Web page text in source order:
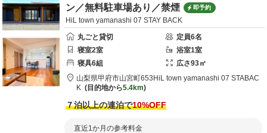
ン／無料駐車場あり／禁煙
即予約
HiL town yamanashi 07 STAY BACK
丸ごと貸切
定員6名
寝室2室 浴室1室
寝具6組 広さ93㎡
山梨県甲府市山宮町653 HiL town yamanashi 07 STABAC
K
目的地から5.4km
７泊以上の連泊で10%OFF
直近1か月の参考料金